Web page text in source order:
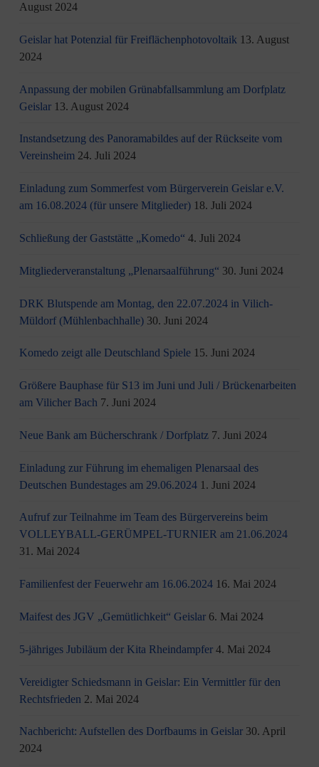
August 2024
Geislar hat Potenzial für Freiflächenphotovoltaik 13. August
2024
Anpassung der mobilen Grünabfallsammlung am Dorfplatz
Geislar 13. August 2024
Instandsetzung des Panoramabildes auf der Rückseite vom
Vereinsheim 24. Juli 2024
Einladung zum Sommerfest vom Bürgerverein Geislar e.V.
am 16.08.2024 (für unsere Mitglieder) 18. Juli 2024
Schließung der Gaststätte „Komedo“ 4. Juli 2024
Mitgliederveranstaltung „Plenarsaalführung“ 30. Juni 2024
DRK Blutspende am Montag, den 22.07.2024 in Vilich-
Müldorf (Mühlenbachhalle) 30. Juni 2024
Komedo zeigt alle Deutschland Spiele 15. Juni 2024
Größere Bauphase für S13 im Juni und Juli / Brü­cken­ar­bei­ten
am Vi­li­cher Bach 7. Juni 2024
Neue Bank am Bücherschrank / Dorfplatz 7. Juni 2024
Einladung zur Führung im ehemaligen Plenarsaal des
Deutschen Bundestages am 29.06.2024 1. Juni 2024
Aufruf zur Teilnahme im Team des Bürgervereins beim
VOLLEYBALL-GERÜMPEL-TURNIER am 21.06.2024
31. Mai 2024
Familienfest der Feuerwehr am 16.06.2024 16. Mai 2024
Maifest des JGV „Gemütlichkeit“ Geislar 6. Mai 2024
5-jähriges Jubiläum der Kita Rheindampfer 4. Mai 2024
Vereidigter Schiedsmann in Geislar: Ein Vermittler für den
Rechtsfrieden 2. Mai 2024
Nachbericht: Aufstellen des Dorfbaums in Geislar 30. April
2024